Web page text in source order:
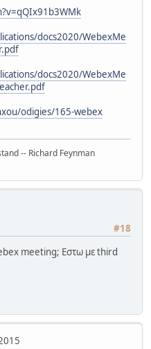
docs2020/WebexMe
docs2020/WebexMe
odigies/165-webex
-- Richard Feynman
#18
meeting; Εστω με third